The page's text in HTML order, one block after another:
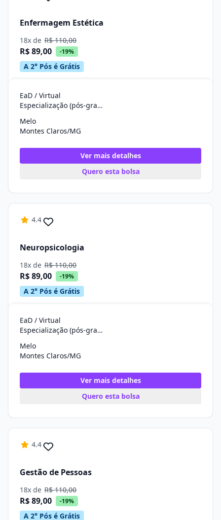
Enfermagem Estética
18x de R$ 110,00
R$ 89,00 -19%
A 2° Pós é Grátis
EaD / Virtual
Especialização (pós-graduação)
Melo
Montes Claros/MG
Ver mais detalhes
Quero esta bolsa
4.4
Neuropsicologia
18x de R$ 110,00
R$ 89,00 -19%
A 2° Pós é Grátis
EaD / Virtual
Especialização (pós-graduação)
Melo
Montes Claros/MG
Ver mais detalhes
Quero esta bolsa
4.4
Gestão de Pessoas
18x de R$ 110,00
R$ 89,00 -19%
A 2° Pós é Grátis